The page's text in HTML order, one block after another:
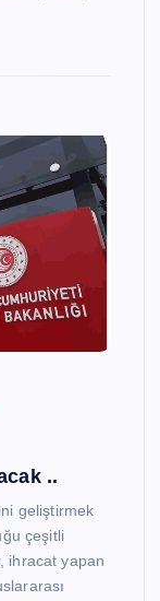
..
geliştirmek
çeşitli
ihracat yapan